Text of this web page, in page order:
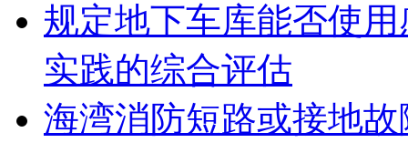
规定地下车库能否使
实践的综合评估
海湾消防短路或接地